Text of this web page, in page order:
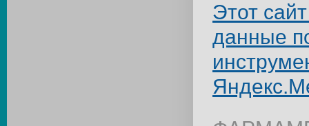
Этот
данные